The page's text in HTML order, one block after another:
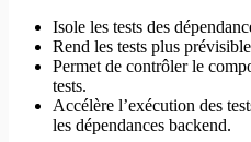
Isole les tests des
Rend les tests plus
Permet de contrôler le
tests.
Accélère l’exécution des
les dépendances backend.